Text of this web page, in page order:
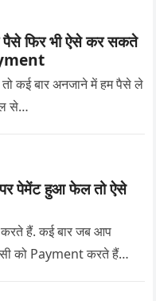
पैसे फिर भी ऐसे कर सकते
कई बार अनजाने में हम पैसे ले
से…
पेमेंट हुआ फेल तो ऐसे
करते हैं. कई बार जब आप
को Payment करते हैं…